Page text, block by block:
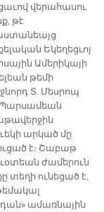
վերահասու
թէ
Եկեղեցւոյ
Ամերիկայի
թեմի
Տ. Մեսրոպ
Պարսամեան
արկած մը
է։ Շաբաթ
ժամերուն
տեղի ունեցած է,
ամառնային